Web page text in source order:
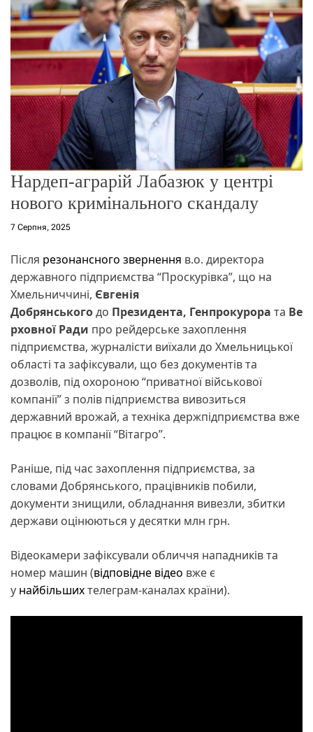
о
р
е
и
Нардеп-аграрій Лабазюк у центрі
нового кримінального скандалу
7 Серпня, 2025
Після резонансного звернення в.о. директора
державного підприємства “Проскурівка”, що на
Хмельниччині, Євгенія
Добрянськогодо Президента, Генпрокурора та Ве
рховної Ради про рейдерське захоплення
підприємства, журналісти виїхали до Хмельницької
області та зафіксували, що без документів та
дозволів, під охороною “приватної військової
компанії” з полів підприємства вивозиться
державний врожай, а техніка держпідприємства вже
працює в компанії “Вітагро”.
Раніше, під час захоплення підприємства, за
словами Добрянського, працівників побили,
документи знищили, обладнання вивезли, збитки
держави оцінюються у десятки млн грн.
Відеокамери зафіксували обличчя нападників та
номер машин (відповідне відео вже є
у найбільшихтелеграм-каналах країни).